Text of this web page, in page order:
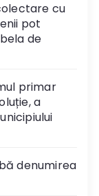
cu
pot
de
primar
a
denumirea